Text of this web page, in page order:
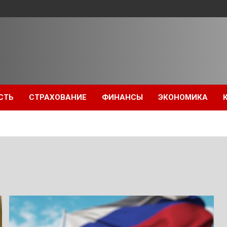
СТРАХОВАНИЕ ФИНАНСЫ ЭКОНОМИКА